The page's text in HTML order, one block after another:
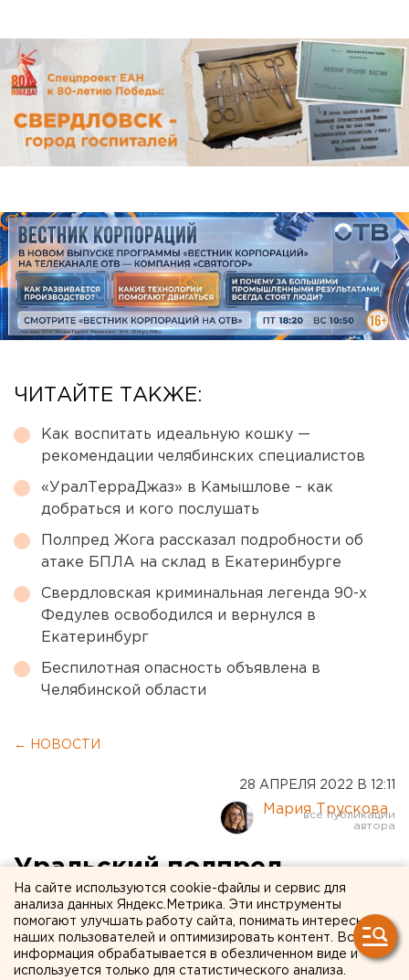
ЧИТАЙТЕ ТАКЖЕ:
Как воспитать идеальную кошку —
рекомендации челябинских специалистов
«УралТерраДжаз» в Камышлове – как
добраться и кого послушать
Полпред Жога рассказал подробности об
атаке БПЛА на склад в Екатеринбурге
Свердловская криминальная легенда 90-х
Федулев освободился и вернулся в
Екатеринбург
Беспилотная опасность объявлена в
Челябинской области
← НОВОСТИ
28 АПРЕЛЯ 2022 В 12:11
Мария Трускова
Уральский полпред
обсудил с директором
екатеринбургского
Бронетанкового
На сайте используются cookie-файлы и сервис для
анализа данных Яндекс.Метрика. Эти инструменты
помогают улучшать работу сайта, понимать интересы
наших пользователей и оптимизировать контент. Вся
информация обрабатывается в обезличенном виде и
используется только для статистического анализа.